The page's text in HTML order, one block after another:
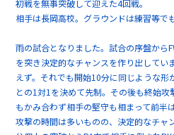
初戦を無事突破して迎えた4回戦。
相手は長岡高校。グラウンドは練習等で
雨の試合となりました。試合の序盤から
を突き決定的なチャンスを作り出してい
えず。それでも開始10分に同じような
との1対1を決めて先制。その後も終始
もかみ合わず相手の堅守も相まって前半
攻撃の時間は多いものの、決定的なチャ